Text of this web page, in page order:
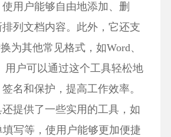
用户能够自由地添加、删
列文档内容。此外，它还支
为其他常见格式，如Word、
用户可以通过这个工具轻松地
名和保护，提高工作效率。
还提供了一些实用的工具，如
填写等，使用户能够更加便捷